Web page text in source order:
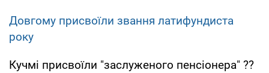
Довгому присвоїли звання латифундиста
року
Кучмі присвоїли "заслуженого пенсіонера" ??